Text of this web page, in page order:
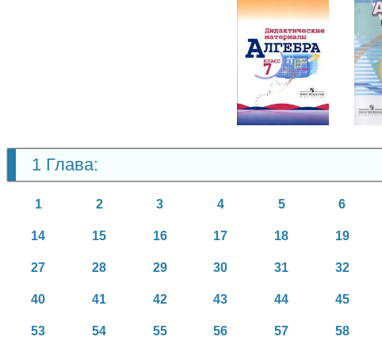
Алгебра
7 класс
1 Глава:
1 2 3 4 5 6
14 15 16 17 18 19
27 28 29 30 31 32
40 41 42 43 44 45
53 54 55 56 57 58